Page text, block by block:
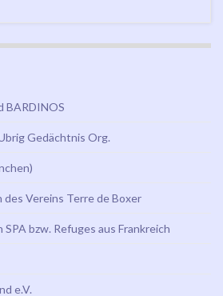
BARDINOS
Gedächtnis Org.
des Vereins Terre de Boxer
bzw. Refuges aus Frankreich
e.V.